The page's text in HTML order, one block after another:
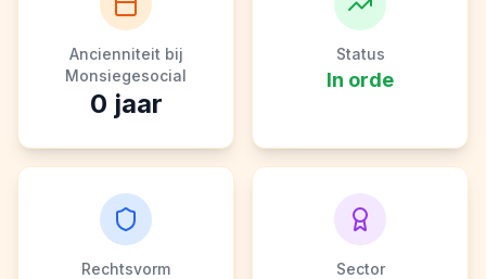
Ancienniteit bij
Monsiegesocial
0 jaar
Status
In orde
Rechtsvorm Sector